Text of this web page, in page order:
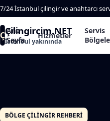
7/24 İstanbul çilingir ve anahtarcı
ÇÇilingircim.NET
İstanbul yakınında
Ana
Sayfa
Hizmetler
Servis
BÖLGE ÇILINGIR REHBERI